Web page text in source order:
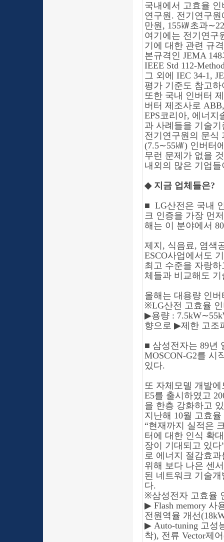
국내에서 고효율
연구원. 전기연구
만원, 155㎾초과∼
여기에는 전기연구
기에 대한 관련 규
본규격인 JEMA
IEEE Std 112-
그 외에 IEC 34-1,
평가 기준도 참고
또한 국내 인버터
버터 제조사로
EPS코리아, 에너
과 사례들을 기술
전기연구원의 문식
(7.5∼55㎾) 인버터
무런 문제가 없을 것
내외의 많은 기업
◆ 지금 업체들은?
■ LG산전은 국내
크 인증을 가장 먼
해는 이 분야에서
제지, 식음료, 염색
ESCO사업에서도
최고 수준을 자랑
체들과 비교해도
올해는 대용량 인
※LG산전 고효율
▶용량 : 7.5kW∼
향으로 ▶제한 고조
■ 삼성전자는 89년
MOSCON-G2를 시
있다.
또 자체모델 개발
E5를 출시하였고
을 한층 강화하고
지난해 10월 고효
“현재까지 실적은
터에 대한 인식 확
장이 기대되고 있다
로 에너지 절감효
위해 보다 나은 센
된 네트워크 기술
다.
※삼성전자 고효율
▶ Flash memory
전원역율 개선
▶ Auto-tuning 고성
착), 전류 Vector제